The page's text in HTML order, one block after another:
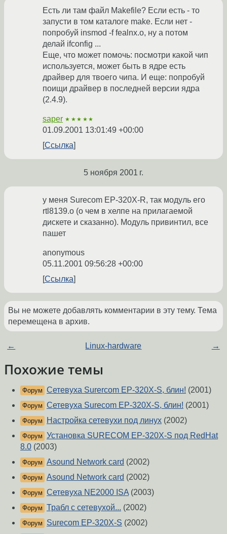
Есть ли там файл Makefile? Если есть - то
запусти в том каталоге make. Если нет -
попробуй insmod -f fealnx.o, ну а потом
делай ifconfig ...
Еще, что может помочь: посмотри какой чип
используется, может быть в ядре есть
драйвер для твоего чипа. И еще: попробуй
поищи драйвер в последней версии ядра
(2.4.9).
saper ★★★★★
01.09.2001 13:01:49 +00:00
Ссылка
5 ноября 2001 г.
у меня Surecom EP-320X-R, так модуль его
rtl8139.o (о чем в хелпе на прилагаемой
дискете и сказанно). Модуль привинтил, все
пашет
anonymous
05.11.2001 09:56:28 +00:00
Ссылка
Вы не можете добавлять комментарии в эту тему. Тема
перемещена в архив.
← Linux-hardware →
Похожие темы
Форум Сетевуха Surercom EP-320X-S, блин! (2001)
Форум Сетевуха Surecom EP-320X-S, блин! (2001)
Форум Настройка сетевухи под линух (2002)
Форум Установка SURECOM EP-320X-S под RedHat
8.0 (2003)
Форум Asound Network card (2002)
Форум Asound Network card (2002)
Форум Сетевуха NE2000 ISA (2003)
Форум Трабл с сетевухой... (2002)
Форум Surecom EP-320X-S (2002)